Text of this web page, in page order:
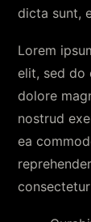
dicta sunt,
Lorem
elit, sed do
dolore
nostrud
ea